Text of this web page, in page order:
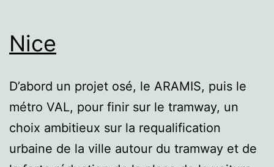
Nice
D’abord un projet osé, le ARAMIS, puis le
métro VAL, pour finir sur le tramway, un
choix ambitieux sur la requalification
urbaine de la ville autour du tramway et de